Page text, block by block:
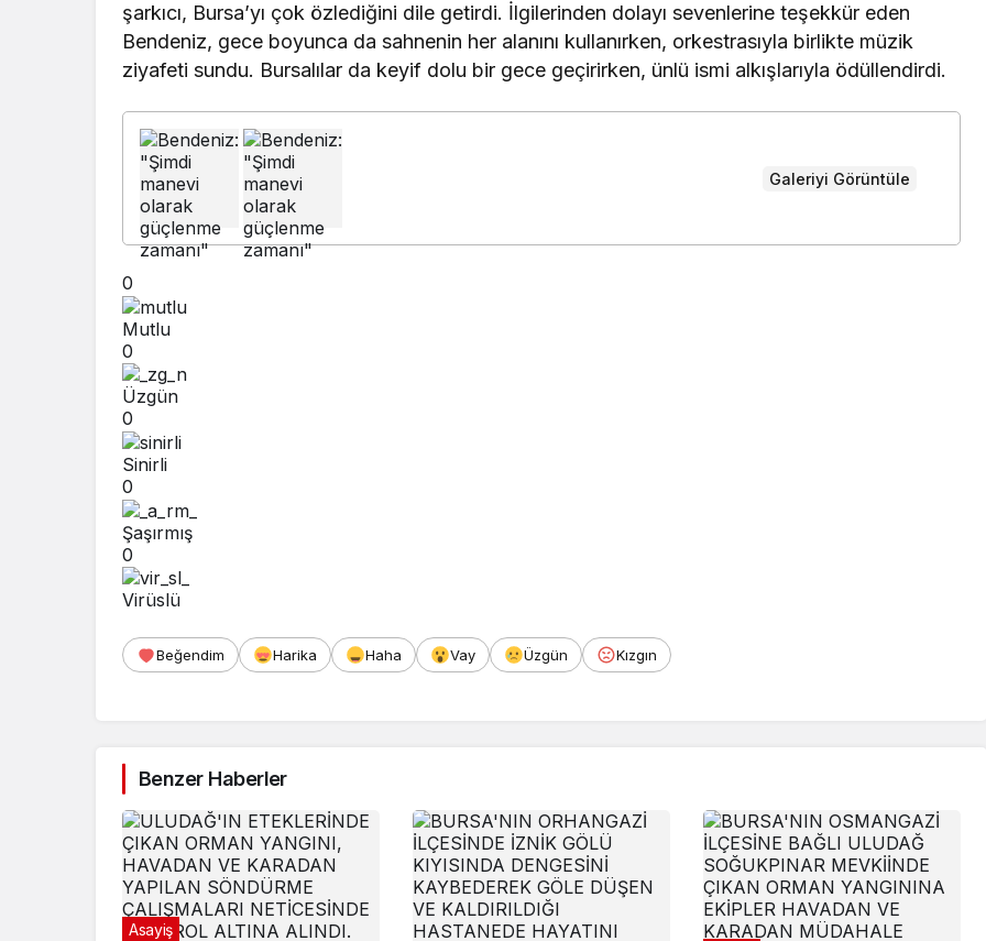
şarkıcı, Bursa’yı çok özlediğini dile getirdi. İlgilerinden dolayı sevenlerine teşekkür eden
Bendeniz, gece boyunca da sahnenin her alanını kullanırken, orkestrasıyla birlikte müzik
ziyafeti sundu. Bursalılar da keyif dolu bir gece geçirirken, ünlü ismi alkışlarıyla ödüllendirdi.
Galeriyi Görüntüle
0
Mutlu
0
Üzgün
0
Sinirli
0
Şaşırmış
0
Virüslü
Beğendim Harika Haha Vay Üzgün Kızgın
Benzer Haberler
Asayiş